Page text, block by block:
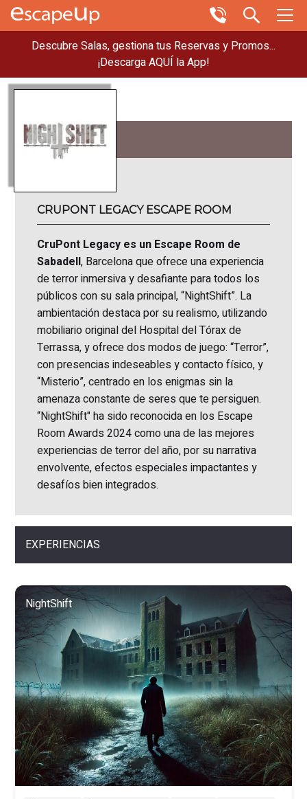
Descubre Salas, gestiona tus Reservas y Promos...
¡Descarga AQUÍ la App!
CRUPONT LEGACY ESCAPE ROOM
CruPont Legacy es un Escape Room de
Sabadell, Barcelona que ofrece una experiencia
de terror inmersiva y desafiante para todos los
públicos con su sala principal, “NightShift”. La
ambientación destaca por su realismo, utilizando
mobiliario original del Hospital del Tórax de
Terrassa, y ofrece dos modos de juego: “Terror”,
con presencias indeseables y contacto físico, y
“Misterio”, centrado en los enigmas sin la
amenaza constante de seres que te persiguen.
“NightShift" ha sido reconocida en los Escape
Room Awards 2024 como una de las mejores
experiencias de terror del año, por su narrativa
envolvente, efectos especiales impactantes y
desafíos bien integrados.
EXPERIENCIAS
NightShift